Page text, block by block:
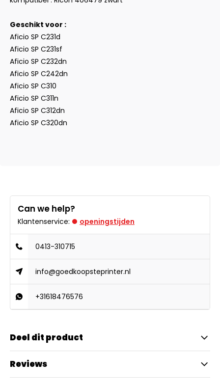
Geschikt voor :
Aficio SP C231d
Aficio SP C231sf
Aficio SP C232dn
Aficio SP C242dn
Aficio SP C310
Aficio SP C311n
Aficio SP C312dn
Aficio SP C320dn
Can we help?
Klantenservice: openingstijden
0413-310715
info@goedkoopsteprinter.nl
+31618476576
Deel dit product
Reviews